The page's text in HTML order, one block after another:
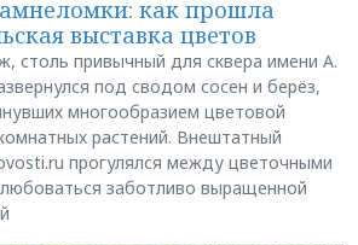
как прошла
выставка цветов
столь привычный для сквера имени А.
под сводом сосен и берёз,
многообразием цветовой
растений. Внештатный
прогулялся между цветочными
заботливо выращенной